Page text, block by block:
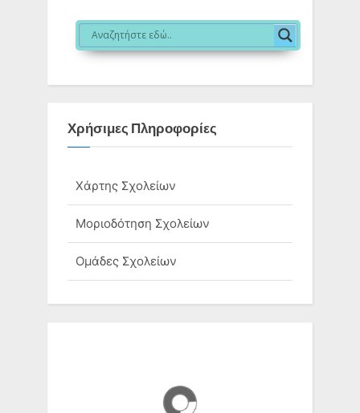
Χρήσιμες Πληροφορίες
Χάρτης Σχολείων
Μοριοδότηση Σχολείων
Ομάδες Σχολείων